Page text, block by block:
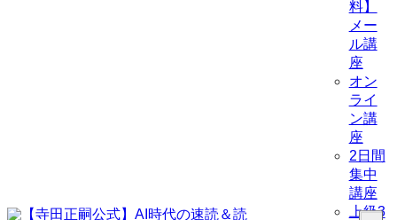
料】
メー
ル講
座
オン
ライ
ン講
座
2日間
集中
講座
上級3